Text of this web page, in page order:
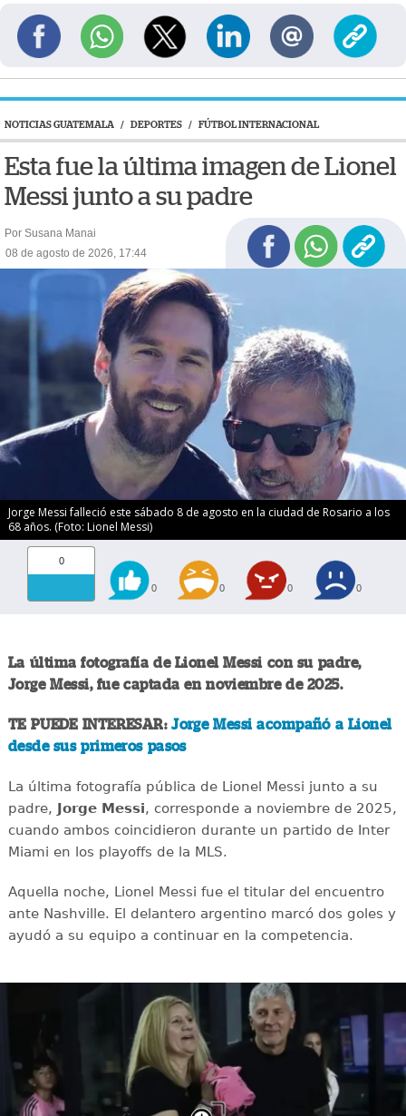
NOTICIAS GUATEMALA / DEPORTES / FÚTBOL INTERNACIONAL
Esta fue la última imagen de Lionel
Messi junto a su padre
Por Susana Manai
08 de agosto de 2026, 17:44
Jorge Messi falleció este sábado 8 de agosto en la ciudad de Rosario a los
68 años. (Foto: Lionel Messi)
0
0 0 0 0
La última fotografía de Lionel Messi con su padre,
Jorge Messi, fue captada en noviembre de 2025.
TE PUEDE INTERESAR:Jorge Messi acompañó a Lionel
desde sus primeros pasos
La última fotografía pública de Lionel Messi junto a su
padre, Jorge Messi, corresponde a noviembre de 2025,
cuando ambos coincidieron durante un partido de Inter
Miami en los playoffs de la MLS.
Aquella noche, Lionel Messi fue el titular del encuentro
ante Nashville. El delantero argentino marcó dos goles y
ayudó a su equipo a continuar en la competencia.